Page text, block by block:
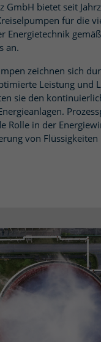
GmbH bietet seit
für die
Energietechnik
an.
zeichnen sich
Leistung und
sie den
Rolle in der
von